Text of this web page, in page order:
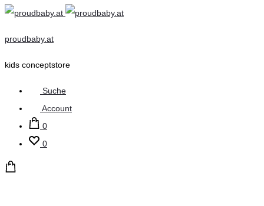
proudbaby.at
kids conceptstore
Suche
Account
0
0